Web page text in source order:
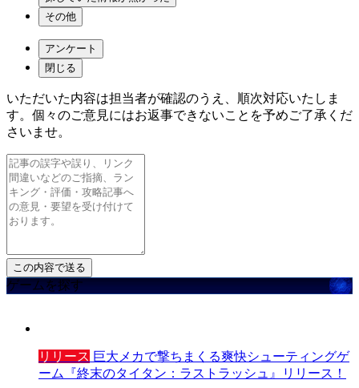
その他
アンケート
閉じる
いただいた内容は担当者が確認のうえ、順次対応いたしま
す。個々のご意見にはお返事できないことを予めご了承くだ
さいませ。
ゲームを探す
リリース 巨大メカで撃ちまくる爽快シューティングゲ
ーム『終末のタイタン：ラストラッシュ』リリース！